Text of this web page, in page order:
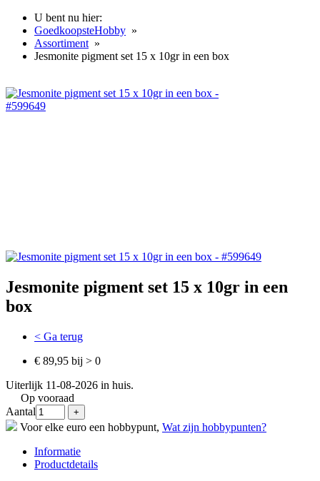
U bent nu hier:
GoedkoopsteHobby »
Assortiment »
Jesmonite pigment set 15 x 10gr in een box
Jesmonite pigment set 15 x 10gr in een
box
< Ga terug
€ 89,95 bij > 0
Uiterlijk 11-08-2026 in huis.
Op vooraad
Aantal
Voor elke euro een hobbypunt, Wat zijn hobbypunten?
Informatie
Productdetails